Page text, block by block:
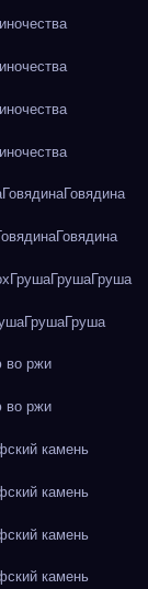
ГовядинаГовядина
Говядина
ГрушаГрушаГруша
ГрушаГруша
во ржи
во ржи
камень
камень
камень
камень